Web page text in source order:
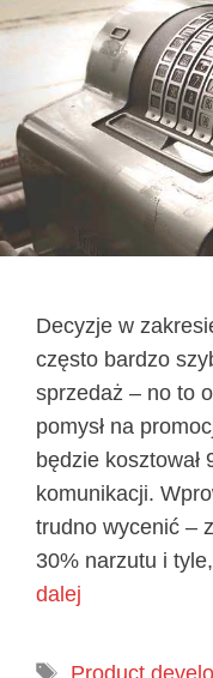
Decyzje w
często bardzo
sprzedaż – no to
pomysł na
będzie kosztował
komunikacji.
trudno wycenić –
30% narzutu i
dalej
Tagi
Product